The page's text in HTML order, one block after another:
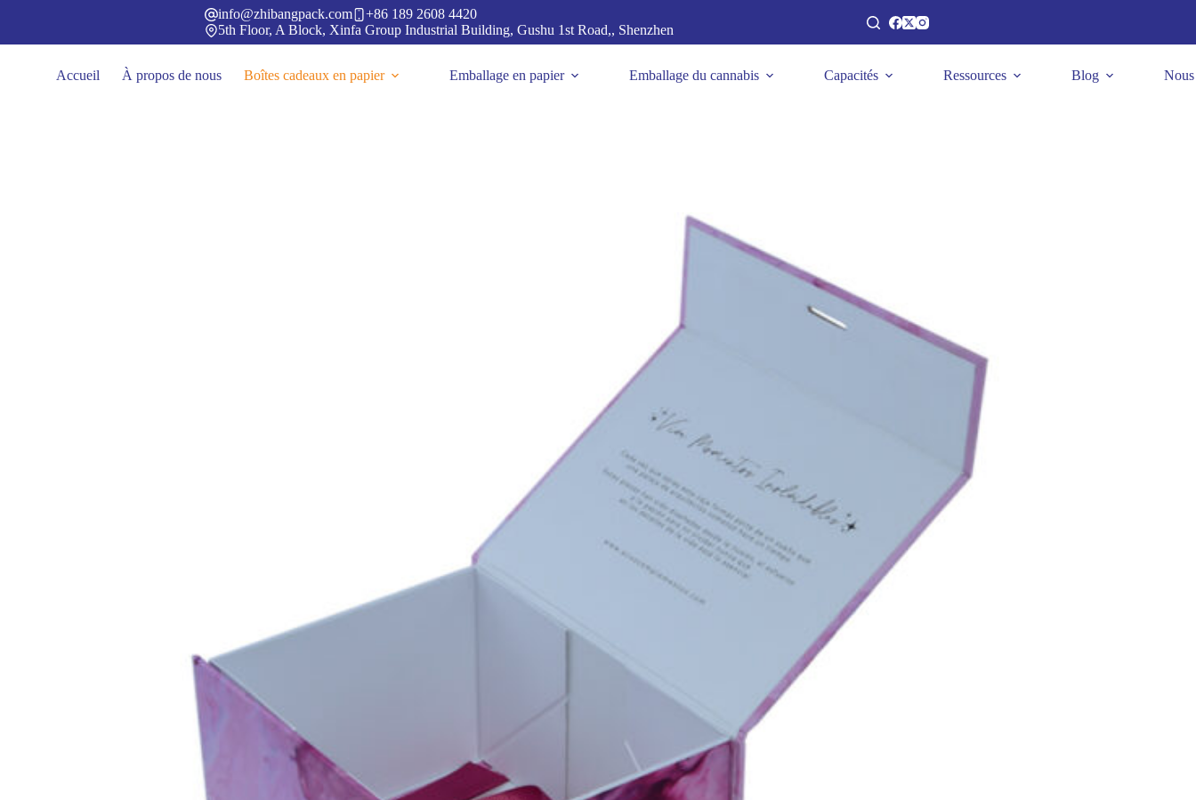
info@zhibangpack.com
+86 189 2608 4420
5th Floor, A Block, Xinfa Group Industrial Building, Gushu 1st Road,, Shenzhen
Accueil À propos de nous Boîtes cadeaux en papier Emballage en papier Emballage du cannabis Capacités Ressources Blog